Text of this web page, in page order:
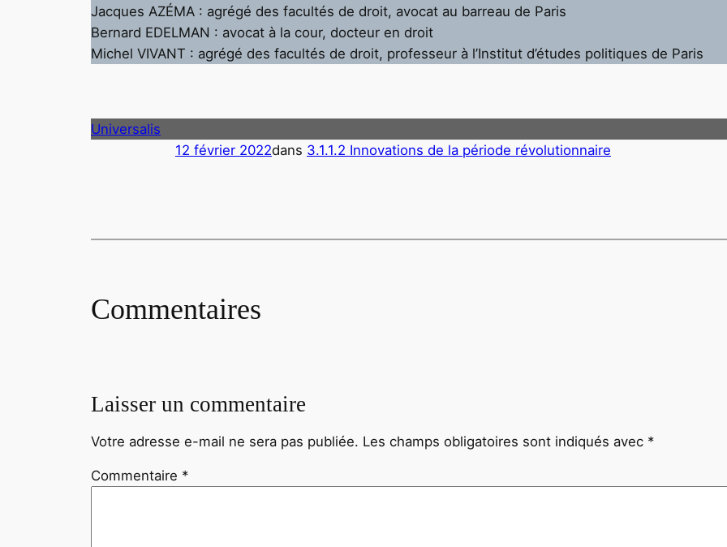
Jacques AZÉMA : agrégé des facultés de droit, avocat au barreau de Paris
Bernard EDELMAN : avocat à la cour, docteur en droit
Michel VIVANT : agrégé des facultés de droit, professeur à l’Institut d’études politiques de Paris
Universalis
12 février 2022dans 3.1.1.2 Innovations de la période révolutionnaire
Commentaires
Laisser un commentaire
Votre adresse e-mail ne sera pas publiée. Les champs obligatoires sont indiqués avec *
Commentaire *